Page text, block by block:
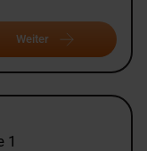
Weiter
1